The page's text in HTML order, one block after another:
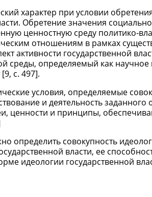
характер при условии
Обретение значения
ценностную среду политико-
отношениям в рамках
активности государственной
среды, определяемый как научное
c. 497].
условия, определяемые
и деятельность
ценности и принципы,
определить совокупность
власти, ее
идеологии государственной